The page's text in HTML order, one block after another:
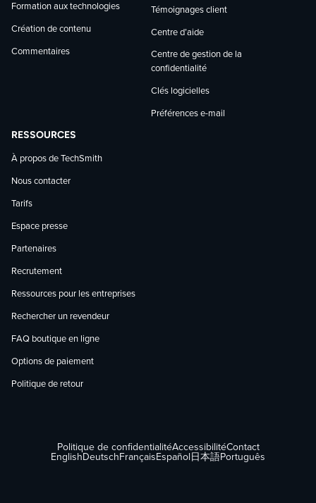
Formation aux technologies
Création de contenu
Commentaires
Témoignages client
Centre d’aide
Centre de gestion de la
confidentialité
Clés logicielles
Préférences e-mail
RESSOURCES
À propos de TechSmith
Nous contacter
Tarifs
Espace presse
Partenaires
Recrutement
Ressources pour les entreprises
Rechercher un revendeur
FAQ boutique en ligne
Options de paiement
Politique de retour
Politique de confidentialitéAccessibilitéContact
English Deutsch Français Español 日本語Português